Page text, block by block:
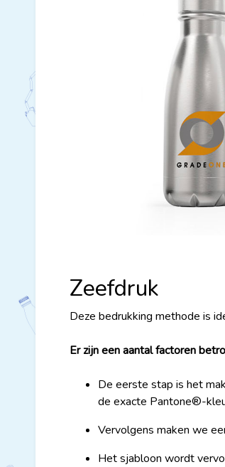
Zeefdruk
Deze bedrukking methode is
Er zijn een aantal factoren
De eerste stap is het
de exacte Pantone®-
Vervolgens maken we
Het sjabloon wordt